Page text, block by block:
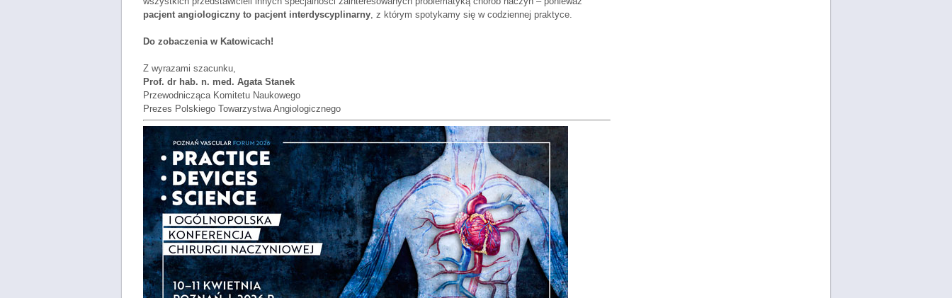
pacjent angiologiczny to pacjent interdyscyplinarny , z którym spotykamy się w codziennej praktyce.
Do zobaczenia w Katowicach!
Z wyrazami szacunku,
Prof. dr hab. n. med. Agata Stanek
Przewodnicząca Komitetu Naukowego
Prezes Polskiego Towarzystwa Angiologicznego